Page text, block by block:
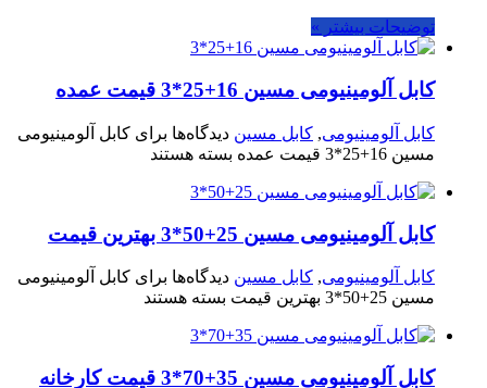
توضیحات بیشتر »
کابل آلومینیومی مسین 16+25*3 قیمت عمده
کابل آلومینیومی, کابل مسین دیدگاه‌ها برای کابل آلومینیومی
مسین 16+25*3 قیمت عمده
بسته هستند
کابل آلومینیومی مسین 25+50*3 بهترین قیمت
کابل آلومینیومی, کابل مسین دیدگاه‌ها برای کابل آلومینیومی
مسین 25+50*3 بهترین قیمت
بسته هستند
کابل آلومینیومی مسین 35+70*3 قیمت کارخانه